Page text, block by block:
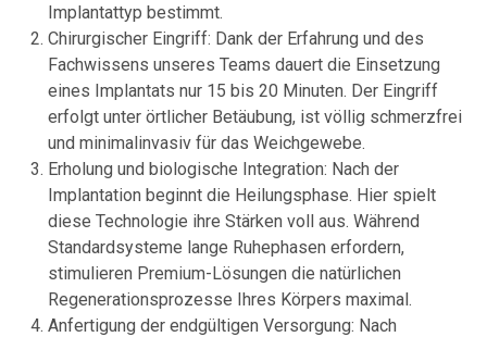
Implantattyp bestimmt.
Chirurgischer Eingriff: Dank der Erfahrung und des
Fachwissens unseres Teams dauert die Einsetzung
eines Implantats nur 15 bis 20 Minuten. Der Eingriff
erfolgt unter örtlicher Betäubung, ist völlig schmerzfrei
und minimalinvasiv für das Weichgewebe.
Erholung und biologische Integration: Nach der
Implantation beginnt die Heilungsphase. Hier spielt
diese Technologie ihre Stärken voll aus. Während
Standardsysteme lange Ruhephasen erfordern,
stimulieren Premium-Lösungen die natürlichen
Regenerationsprozesse Ihres Körpers maximal.
Anfertigung der endgültigen Versorgung: Nach